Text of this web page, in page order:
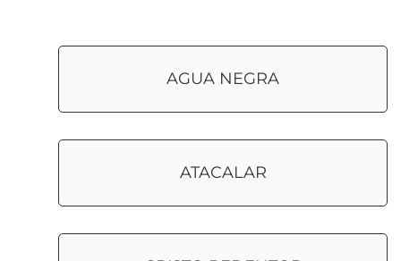
AGUA NEGRA
ATACALAR